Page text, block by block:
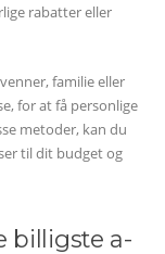
rabatter eller
familie eller
for at få personlige
metoder, kan du
til dit budget og
billigste a-